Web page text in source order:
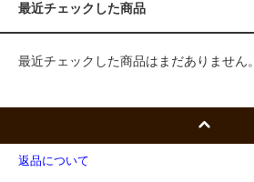
最近チェックした商品
最近チェックした商品はまだありません。
返品について